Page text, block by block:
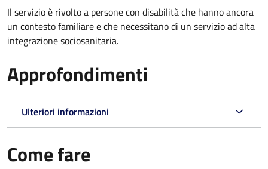
Il servizio è rivolto a persone con disabilità che hanno ancora
un contesto familiare e che necessitano di un servizio ad alta
integrazione sociosanitaria.
Approfondimenti
Ulteriori informazioni
Come fare